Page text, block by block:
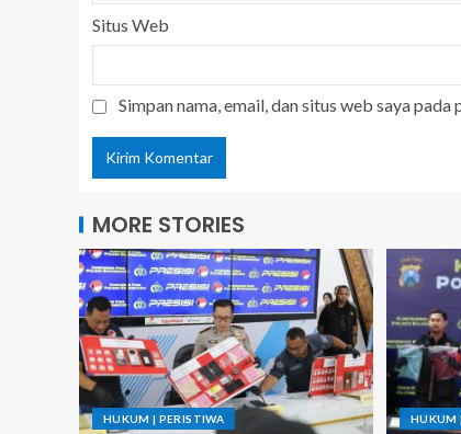
Situs Web
Simpan nama, email, dan situs web saya
MORE STORIES
HUKUM | PERISTIWA HUKUM